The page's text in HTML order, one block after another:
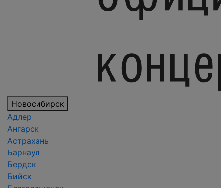
Новосибирск
Адлер
Ангарск
Астрахань
Барнаул
Бердск
Бийск